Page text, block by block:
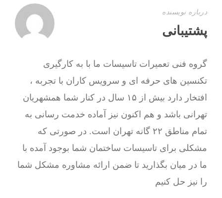
درباره نویسنده
پشتیبانی
گروه فنی تعمیرات تاسیسات ما با به‌ کارگیری
تکنسین های حرفه ای و سرویس کاران با تجربه ،
افتخار دارد بیش از ۱۵ سال در کنار شما همشهریان
تهرانی باشد و هم اکنون نیز آماده خدمت رسانی به
تمام مناطق ۲۲ گانه تهران است. در صورتی که
مشکلی برای تاسیسات ساختمان شما بوجود آمده با
ما در میان بگذارید تا ضمن ارائه مشاوره مشکل شما
را نیز حل کنیم